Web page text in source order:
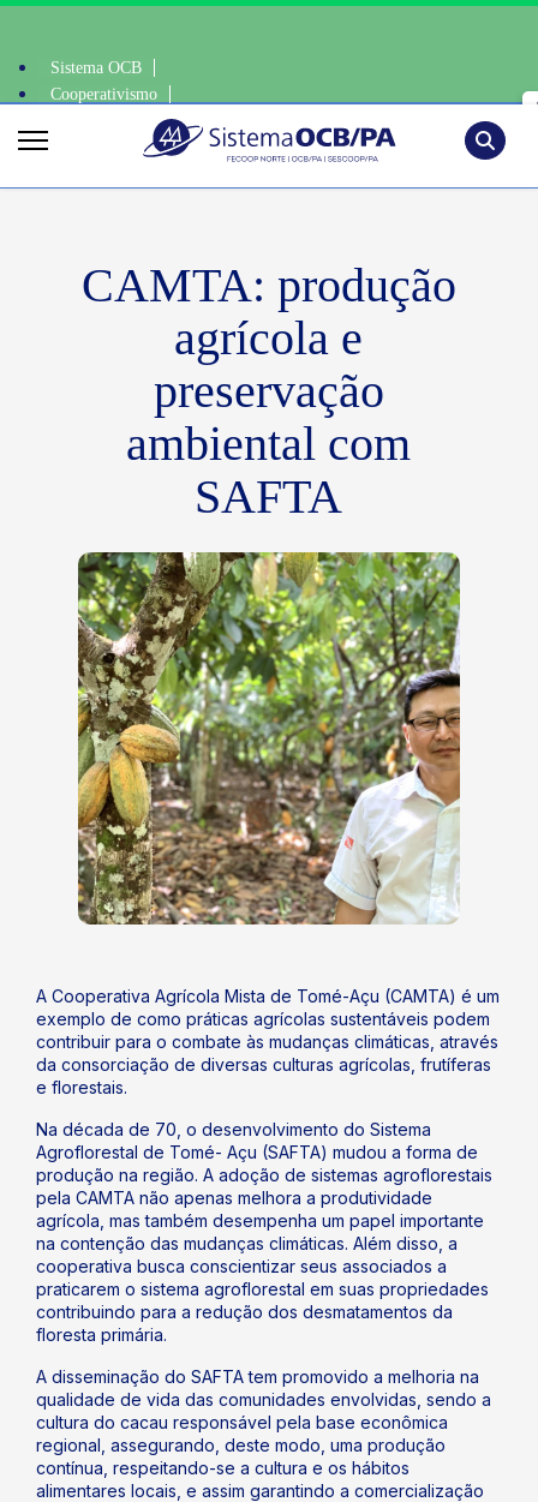
Sistema OCB
Cooperativismo
CAMTA: produção
agrícola e
preservação
ambiental com
SAFTA
A Cooperativa Agrícola Mista de Tomé-Açu (CAMTA) é um
exemplo de como práticas agrícolas sustentáveis podem
contribuir para o combate às mudanças climáticas, através
da consorciação de diversas culturas agrícolas, frutíferas
e florestais.
Na década de 70, o desenvolvimento do Sistema
Agroflorestal de Tomé- Açu (SAFTA) mudou a forma de
produção na região. A adoção de sistemas agroflorestais
pela CAMTA não apenas melhora a produtividade
agrícola, mas também desempenha um papel importante
na contenção das mudanças climáticas. Além disso, a
cooperativa busca conscientizar seus associados a
praticarem o sistema agroflorestal em suas propriedades
contribuindo para a redução dos desmatamentos da
floresta primária.
A disseminação do SAFTA tem promovido a melhoria na
qualidade de vida das comunidades envolvidas, sendo a
cultura do cacau responsável pela base econômica
regional, assegurando, deste modo, uma produção
contínua, respeitando-se a cultura e os hábitos
alimentares locais, e assim garantindo a comercialização